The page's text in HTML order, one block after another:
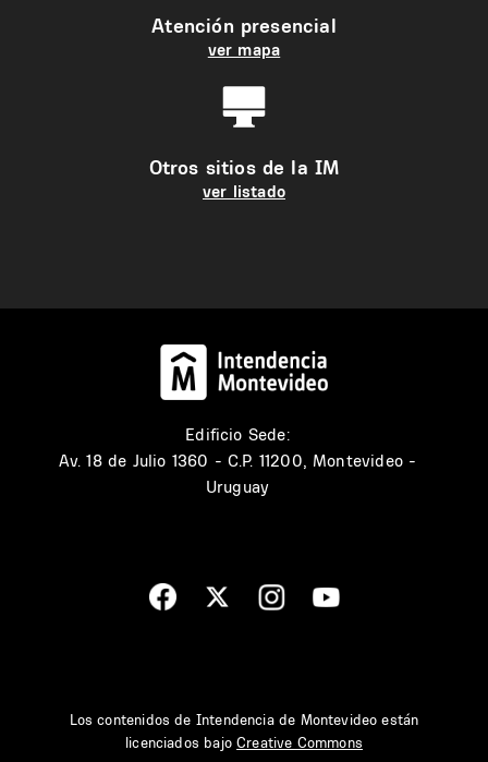
Atención presencial
ver mapa
Otros sitios de la IM
ver listado
Edificio Sede:
Av. 18 de Julio 1360 - C.P. 11200, Montevideo -
Uruguay
Los contenidos de Intendencia de Montevideo están
licenciados bajoCreative Commons